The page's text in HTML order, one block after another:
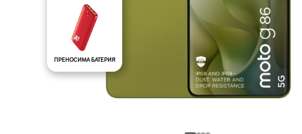
ПРЕНОСИМА БАТЕРИЯ